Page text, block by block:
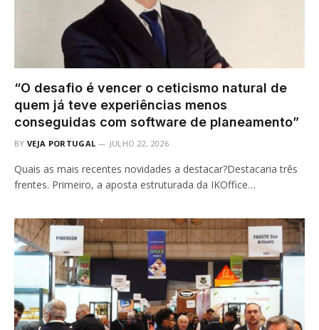
“O desafio é vencer o ceticismo natural de
quem já teve experiências menos
conseguidas com software de planeamento”
BY VEJA PORTUGAL JULHO 22, 2026
Quais as mais recentes novidades a destacar?Destacaria três
frentes. Primeiro, a aposta estruturada da IKOffice…